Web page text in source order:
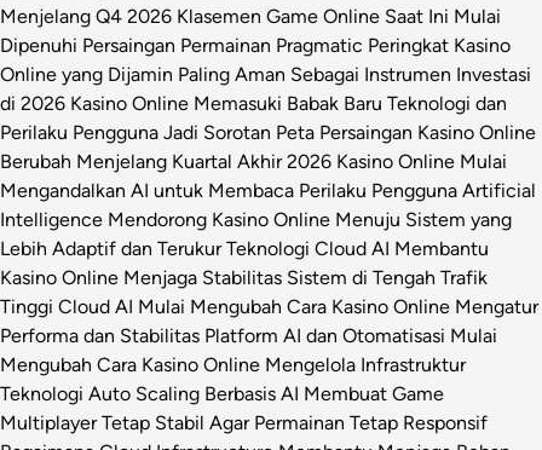
Menjelang Q4 2026 Klasemen Game Online Saat Ini Mulai
Dipenuhi Persaingan Permainan Pragmatic Peringkat Kasino
Online yang Dijamin Paling Aman Sebagai Instrumen Investasi
di 2026 Kasino Online Memasuki Babak Baru Teknologi dan
Perilaku Pengguna Jadi Sorotan Peta Persaingan Kasino Online
Berubah Menjelang Kuartal Akhir 2026 Kasino Online Mulai
Mengandalkan AI untuk Membaca Perilaku Pengguna Artificial
Intelligence Mendorong Kasino Online Menuju Sistem yang
Lebih Adaptif dan Terukur Teknologi Cloud AI Membantu
Kasino Online Menjaga Stabilitas Sistem di Tengah Trafik
Tinggi Cloud AI Mulai Mengubah Cara Kasino Online Mengatur
Performa dan Stabilitas Platform AI dan Otomatisasi Mulai
Mengubah Cara Kasino Online Mengelola Infrastruktur
Teknologi Auto Scaling Berbasis AI Membuat Game
Multiplayer Tetap Stabil Agar Permainan Tetap Responsif